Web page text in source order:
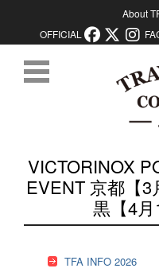
About
OFFICIAL
VICTORINOX
EVENT 京都【3
黒【4月
TFA INFO 2026